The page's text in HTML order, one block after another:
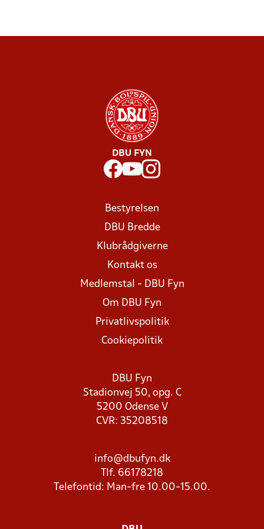
DBU FYN
Bestyrelsen
DBU Bredde
Klubrådgiverne
Kontakt os
Medlemstal - DBU Fyn
Om DBU Fyn
Privatlivspolitik
Cookiepolitik
DBU Fyn
Stadionvej 50, opg. C
5200 Odense V
CVR: 35208518
info@dbufyn.dk
Tlf. 66178218
Telefontid: Man-fre 10.00-15.00.